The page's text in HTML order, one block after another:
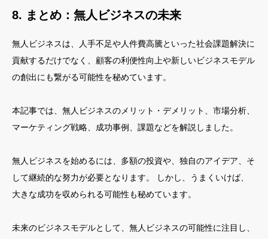
8. まとめ：無人ビジネスの未来
無人ビジネスは、人手不足や人件費高騰といった社会課題解決に
貢献するだけでなく、顧客の利便性向上や新しいビジネスモデル
の創出にも繋がる可能性を秘めています。
本記事では、無人ビジネスのメリット・デメリット、市場分析、
マーケティング戦略、成功事例、課題などを解説しました。
無人ビジネスを始めるには、多額の投資や、独自のアイデア、そ
して継続的な努力が必要となります。 しかし、うまくいけば、
大きな成功を収められる可能性も秘めています。
未来のビジネスモデルとして、無人ビジネスの可能性に注目し、